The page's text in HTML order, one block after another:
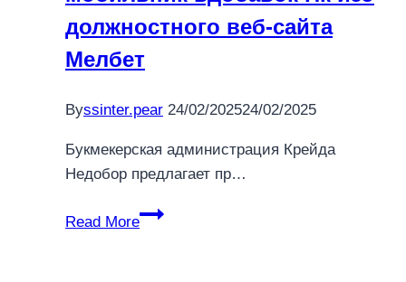
должностного веб-сайта
Мелбет
Byssinter.pear 24/02/202524/02/2025
Букмекерская администрация Крейда
Недобор предлагает пр…
Read More
Мелбет